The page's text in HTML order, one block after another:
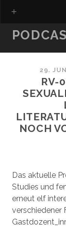
29.
RV-
NOCH
Das aktuelle
Studies und
erneut elf
verschiedener